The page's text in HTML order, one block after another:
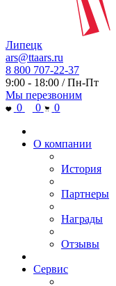
Липецк
ars@ttaars.ru
8 800 707-22-37
9:00 - 18:00 / Пн-Пт
Мы перезвоним
0
0 0
О компании
История
Партнеры
Награды
Отзывы
Сервис